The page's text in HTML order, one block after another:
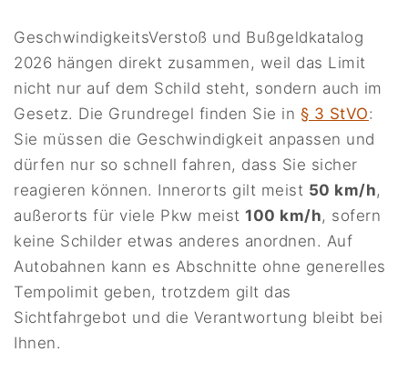
GeschwindigkeitsVerstoß und Bußgeldkatalog
2026 hängen direkt zusammen, weil das Limit
nicht nur auf dem Schild steht, sondern auch im
Gesetz. Die Grundregel finden Sie in § 3 StVO:
Sie müssen die Geschwindigkeit anpassen und
dürfen nur so schnell fahren, dass Sie sicher
reagieren können. Innerorts gilt meist 50 km/h,
außerorts für viele Pkw meist100 km/h, sofern
keine Schilder etwas anderes anordnen. Auf
Autobahnen kann es Abschnitte ohne generelles
Tempolimit geben, trotzdem gilt das
Sichtfahrgebot und die Verantwortung bleibt bei
Ihnen.